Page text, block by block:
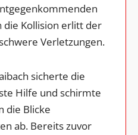
Kollision erlitt der
Verletzungen.
sicherte die
Hilfe und schirmte
die Blicke
ab. Bereits zuvor